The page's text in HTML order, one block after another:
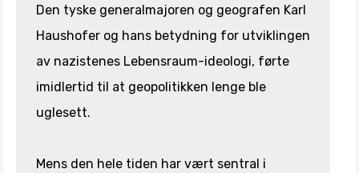
Den tyske generalmajoren og geografen Karl
Haushofer og hans betydning for utviklingen
av nazistenes Lebensraum-ideologi, førte
imidlertid til at geopolitikken lenge ble
uglesett.
Mens den hele tiden har vært sentral i